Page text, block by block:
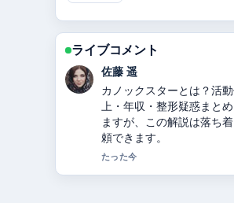
ライブコメント
伊藤 芽衣
関ジャニ∞からSUPER
した錦戸亮・大倉忠義ら
の経緯を2024年徹底解説
助かります。ライブ更新を
さい。